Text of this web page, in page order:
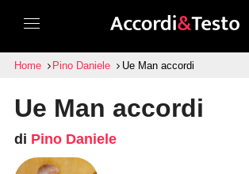
Home Pino Daniele Ue Man accordi
Ue Man accordi
di Pino Daniele